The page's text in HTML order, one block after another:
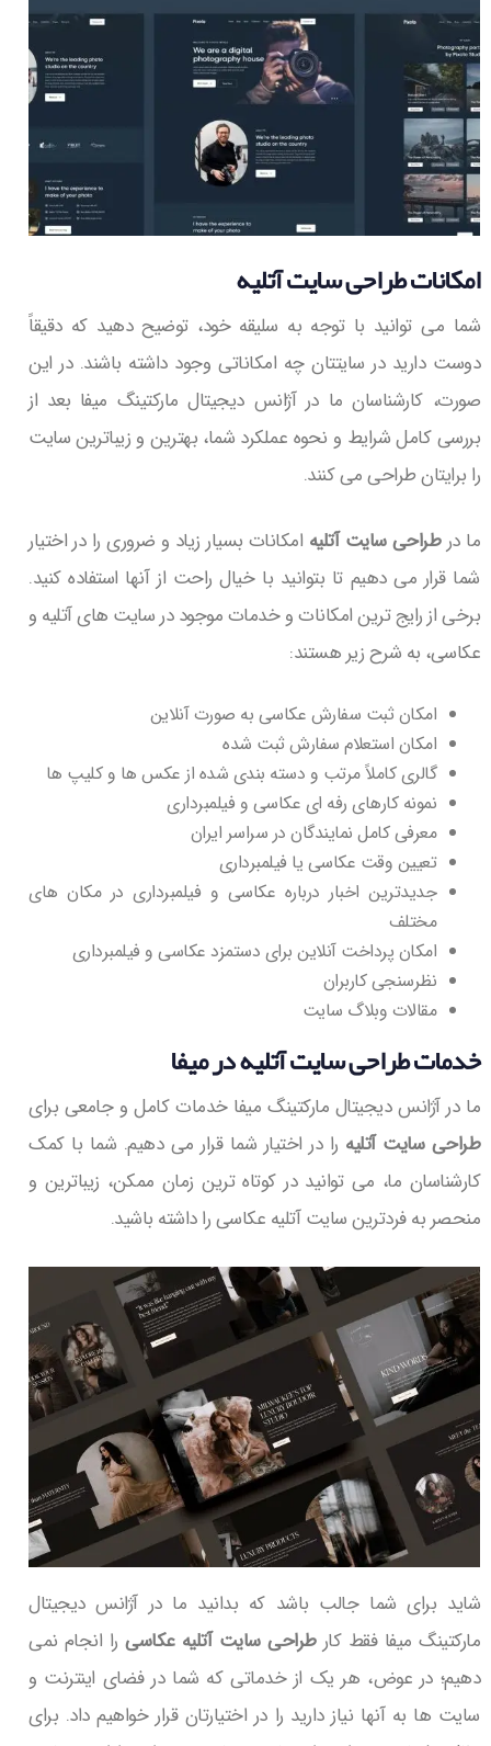
امکانات طراحی سایت آتلیه
شما می توانید با توجه به سلیقه خود، توضیح دهید که دقیقاً
دوست دارید در سایتتان چه امکاناتی وجود داشته باشند. در این
صورت، کارشناسان ما در آژانس دیجیتال مارکتینگ میفا بعد از
بررسی کامل شرایط و نحوه عملکرد شما، بهترین و زیباترین سایت
را برایتان طراحی می کنند.
ما درطراحی سایت آتلیه امکانات بسیار زیاد و ضروری را در اختیار
شما قرار می دهیم تا بتوانید با خیال راحت از آنها استفاده کنید.
برخی از رایج ترین امکانات و خدمات موجود در سایت های آتلیه و
عکاسی، به شرح زیر هستند:
امکان ثبت سفارش عکاسی به صورت آنلاین
امکان استعلام سفارش ثبت شده
گالری کاملاً مرتب و دسته بندی شده از عکس ها و کلیپ ها
نمونه کارهای رفه ای عکاسی و فیلمبرداری
معرفی کامل نمایندگان در سراسر ایران
تعیین وقت عکاسی یا فیلمبرداری
جدیدترین اخبار درباره عکاسی و فیلمبرداری در مکان های
مختلف
امکان پرداخت آنلاین برای دستمزد عکاسی و فیلمبرداری
نظرسنجی کاربران
مقالات وبلاگ سایت
خدمات طراحی سایت آتلیه در میفا
ما در آژانس دیجیتال مارکتینگ میفا خدمات کامل و جامعی برای
طراحی سایت آتلیه را در اختیار شما قرار می دهیم. شما با کمک
کارشناسان ما، می توانید در کوتاه ترین زمان ممکن، زیباترین و
منحصر به فردترین سایت آتلیه عکاسی را داشته باشید.
شاید برای شما جالب باشد که بدانید ما در آژانس دیجیتال
مارکتینگ میفا فقط کارطراحی سایت آتلیه عکاسیرا انجام نمی
دهیم؛ در عوض، هر یک از خدماتی که شما در فضای اینترنت و
سایت ها به آنها نیاز دارید را در اختیارتان قرار خواهیم داد. برای